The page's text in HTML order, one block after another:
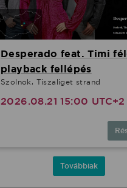
Desperado feat. Timi
playback fellépés
Szolnok, Tiszaliget strand
2026.08.21 15:00 UTC+2
Továbbiak